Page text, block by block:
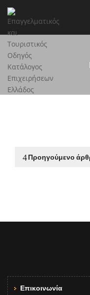
Προηγούμενο
Επικοινωνία